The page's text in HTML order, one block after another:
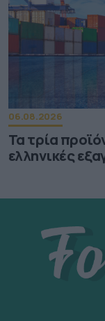
06.08.2026
Τα τρία
ελληνικές